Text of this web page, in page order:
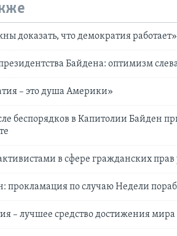
доказать, что демократия работает»
Байдена: оптимизм
– это душа Америки»
беспорядков в Капитолии Байден
в сфере гражданских прав
прокламация по случаю Недели
– лучшее средство достижения